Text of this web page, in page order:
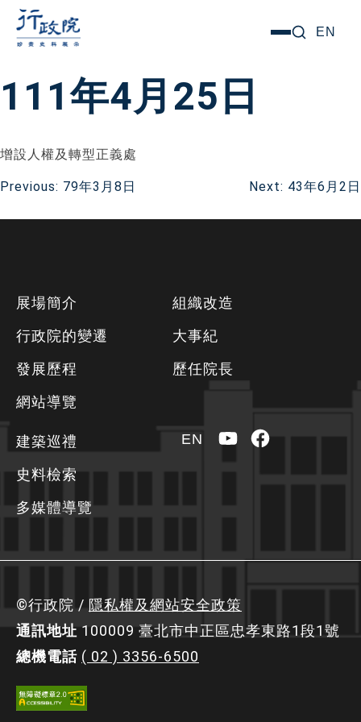
要
內
選
EN
111年4月25日
增設人權及轉型正義處
文
覽
Previous: 79年3月8日 Next: 43年6月2日
展場簡介
行政院的變遷
發展歷程
網站導覽
組織改造
大事紀
歷任院長
建築巡禮
史料檢索
多媒體導覽
EN YouTubeFacebook
©行政院 / 隱私權及網站安全政策
通訊地址 100009 臺北市中正區忠孝東路1段1號
總機電話 ( 02 ) 3356-6500